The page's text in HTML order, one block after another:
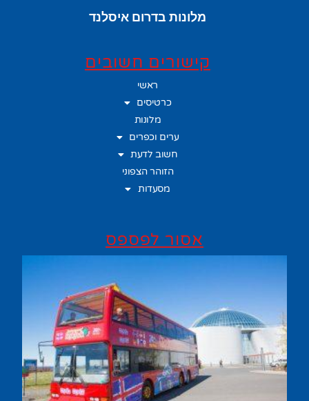
מלונות בדרום איסלנד
קישורים חשובים
ראשי
כרטיסים
מלונות
ערים וכפרים
חשוב לדעת
הזוהר הצפוני
מסעדות
אסור לפספס